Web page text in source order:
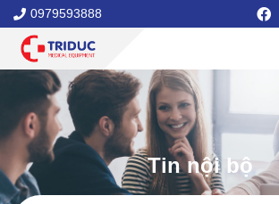
0979593888
Tin nội bộ